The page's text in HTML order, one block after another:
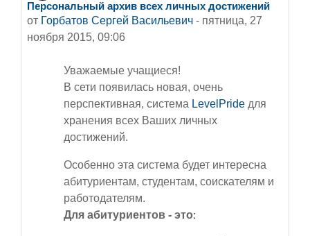
Персональный архив всех личных достижений
от Горбатов Сергей Васильевич - пятница, 27
ноября 2015, 09:06
Количество ответов: 0
Уважаемые учащиеся!
В сети появилась новая, очень
перспективная, система LevelPride для
хранения всех Ваших личных
достижений.
Особенно эта система будет интересна
абитуриентам, студентам, соискателям и
работодателям.
Для абитуриентов - это: